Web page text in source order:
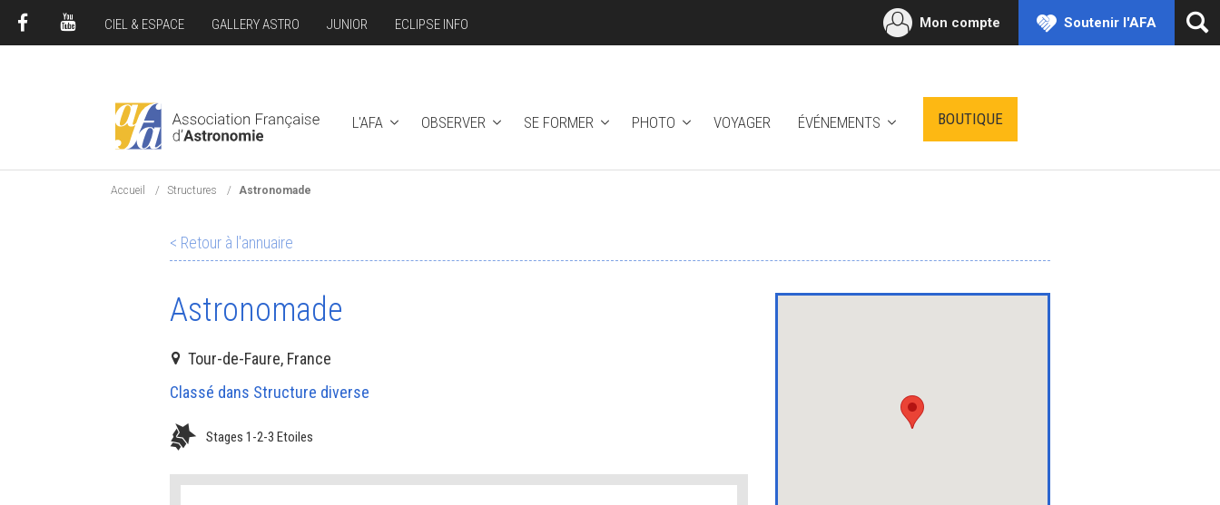
L'AFA OBSERVER SE FORMER PHOTO VOYAGER ÉVÉNEMENTS BOUTIQUE
CIEL & ESPACE GALLERY ASTRO JUNIOR ECLIPSE INFO Mon compte Soutenir l'AFA
Accueil Structures Astronomade
< Retour à l'annuaire
Astronomade
Tour-de-Faure, France
Classé dans Structure diverse
Stages 1-2-3 Etoiles